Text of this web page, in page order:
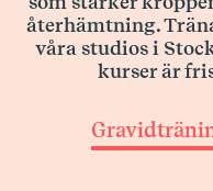
återhämtning.
våra studios i
kurser är